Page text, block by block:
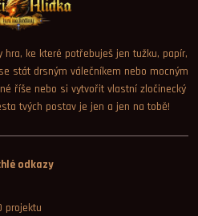
hra, ke které potřebuješ jen tužku, papír,
stát drsným válečníkem nebo mocným
říše nebo si vytvořit vlastní zločinecký
tvých postav je jen a jen na tobě!
odkazy
projektu